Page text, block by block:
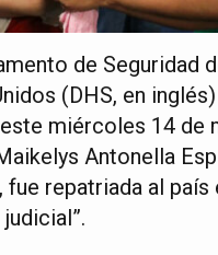
de Seguridad
(DHS, en
miércoles 14 de
Antonella
fue repatriada al país